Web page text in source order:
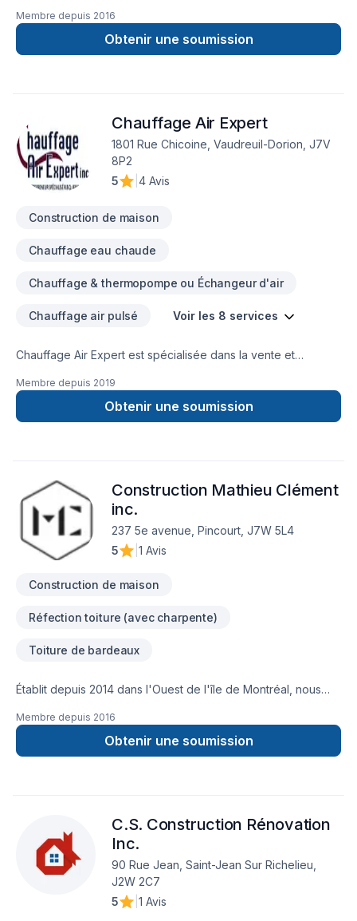
Membre depuis 2016
Obtenir une soumission
Chauffage Air Expert
1801 Rue Chicoine, Vaudreuil-Dorion, J7V
8P2
5
4 Avis
Construction de maison
Chauffage eau chaude
Chauffage & thermopompe ou Échangeur d'air
Chauffage air pulsé Voir les 8 services
Chauffage Air Expert est spécialisée dans la vente et
systèmes de chauffage résidentiels et commerciales. Nous
sommes l'un des plus importants concessionnaire Carrier
dans l'Ouest de Montreal.
Membre depuis 2019
Obtenir une soumission
Construction Mathieu Clément
inc.
237 5e avenue, Pincourt, J7W 5L4
5
1 Avis
Construction de maison
Réfection toiture (avec charpente)
Toiture de bardeaux
Établit depuis 2014 dans l'Ouest de l'île de Montréal, nous
réfection de votre toiture. Contactez moi pour une
soumission gratuite pour la réfection de votre toiture en
bardeaux d'asphalte !!!
Membre depuis 2016
Obtenir une soumission
C.S. Construction Rénovation
Inc.
90 Rue Jean, Saint-Jean Sur Richelieu,
J2W 2C7
5
1 Avis